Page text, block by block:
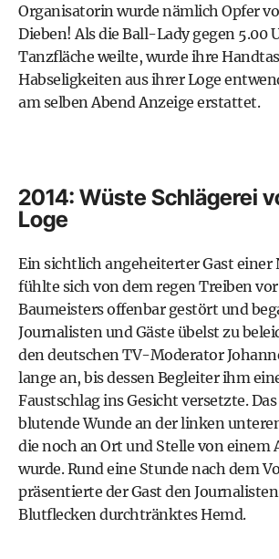
Organisatorin wurde nämlich Opfer
Dieben! Als die Ball-Lady gegen 5.00
Tanzfläche weilte, wurde ihre
Habseligkeiten aus ihrer Loge
am selben Abend Anzeige erstattet.
2014: Wüste Schlägerei
Loge
Ein sichtlich angeheiterter Gast einer
fühlte sich von dem regen Treiben
Baumeisters offenbar gestört und
Journalisten und Gäste übelst zu
den deutschen TV-Moderator
lange an, bis dessen Begleiter ihm
Faustschlag ins Gesicht versetzte.
blutende Wunde an der linken
die noch an Ort und Stelle von einem
wurde. Rund eine Stunde nach dem
präsentierte der Gast den
Blutflecken durchtränktes Hemd.